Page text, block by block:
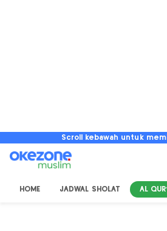
Scroll kebawah untuk
HOME JADWAL SHOLAT AL